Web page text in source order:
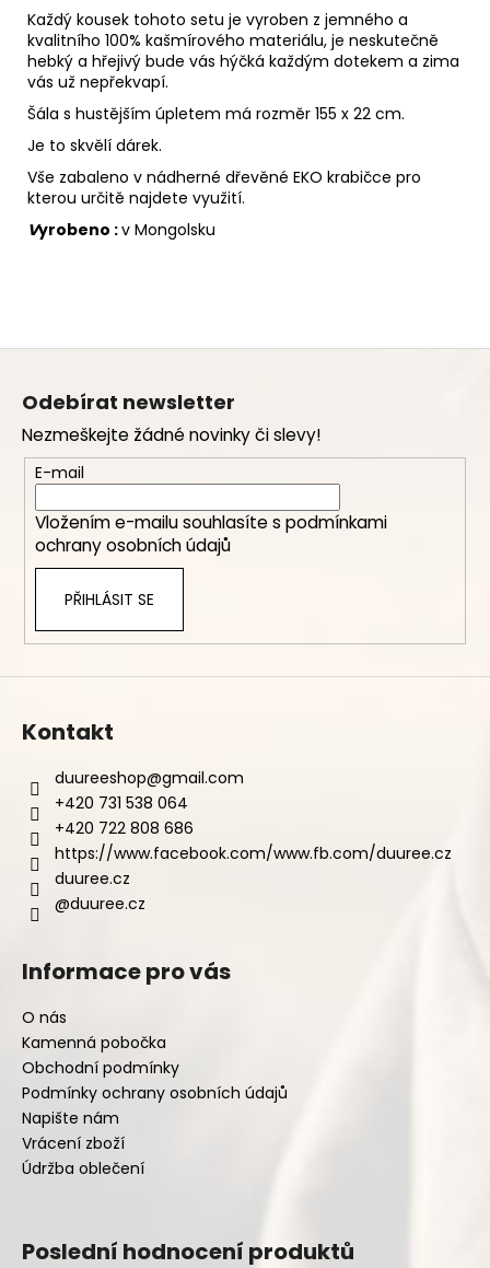
Každý kousek tohoto setu je vyroben z jemného a
kvalitního 100% kašmírového materiálu, je neskutečně
hebký a hřejivý bude vás hýčká každým dotekem a zima
vás už nepřekvapí.
Šála s hustějším úpletem má rozměr 155 x 22 cm.
Je to skvělí dárek.
Vše zabaleno v nádherné dřevěné EKO krabičce pro
kterou určitě najdete využití.
Vyrobeno :v Mongolsku
Z
Odebírat newsletter
Nezmeškejte žádné novinky či slevy!
E-mail
Vložením e-mailu souhlasíte s podmínkami
ochrany osobních údajů
PŘIHLÁSIT SE
Kontakt
duureeshop@gmail.com
+420 731 538 064
+420 722 808 686
https://www.facebook.com/www.fb.com/duuree.cz
duuree.cz
@duuree.cz
Informace pro vás
O nás
Kamenná pobočka
Obchodní podmínky
Podmínky ochrany osobních údajů
Napište nám
Vrácení zboží
Údržba oblečení
Poslední hodnocení produktů